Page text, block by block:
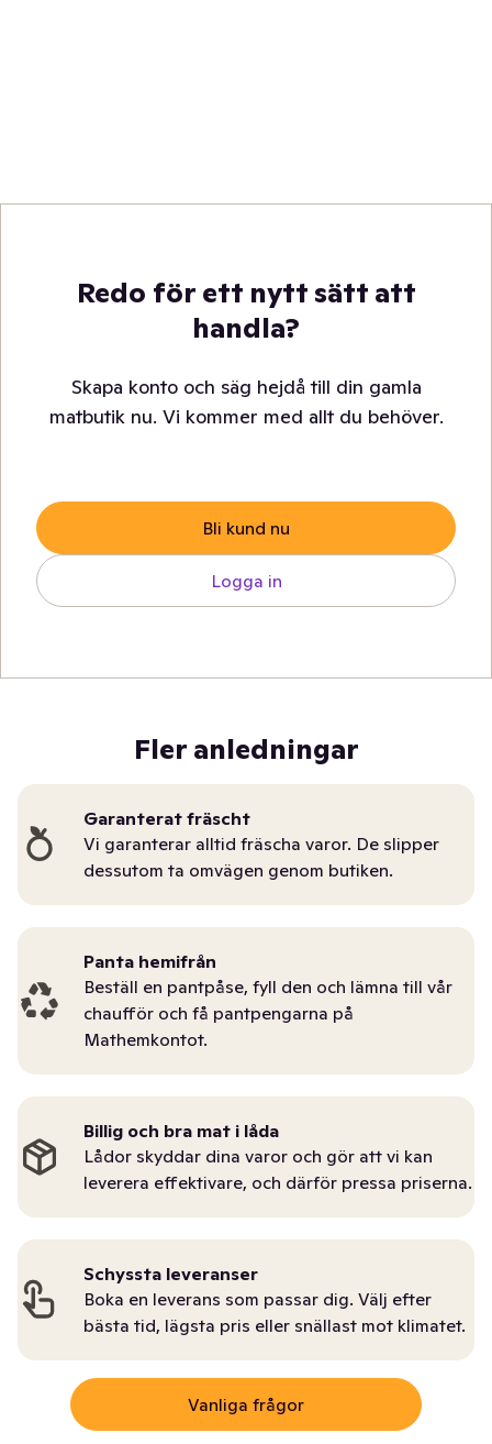
Redo för ett nytt sätt att
handla?
Skapa konto och säg hejdå till din gamla
matbutik nu. Vi kommer med allt du behöver.
Bli kund nu
Logga in
Fler anledningar
Garanterat fräscht
Vi garanterar alltid fräscha varor. De slipper
dessutom ta omvägen genom butiken.
Panta hemifrån
Beställ en pantpåse, fyll den och lämna till vår
chaufför och få pantpengarna på
Mathemkontot.
Billig och bra mat i låda
Lådor skyddar dina varor och gör att vi kan
leverera effektivare, och därför pressa priserna.
Schyssta leveranser
Boka en leverans som passar dig. Välj efter
bästa tid, lägsta pris eller snällast mot klimatet.
Vanliga frågor